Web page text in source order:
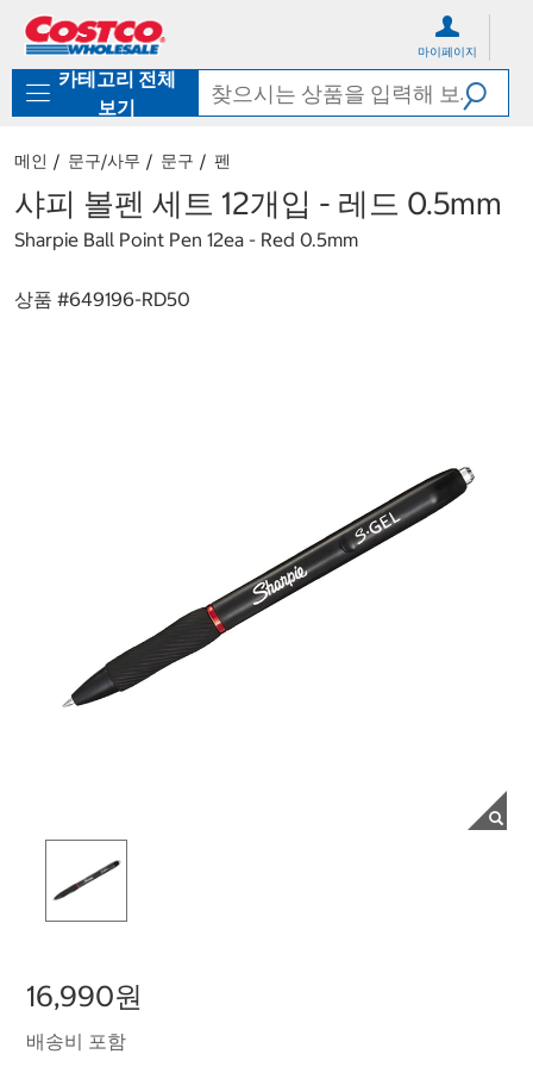
로
기
가
마이페이지
카테고리 전체
보기
메인 문구/사무 문구 펜
샤피 볼펜 세트 12개입 - 레드 0.5mm
Sharpie Ball Point Pen 12ea - Red 0.5mm
상품 #649196-RD50
16,990원
배송비 포함